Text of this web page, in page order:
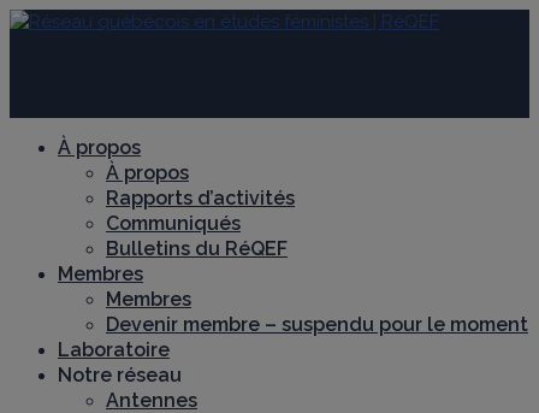
À propos
À propos
Rapports d’activités
Communiqués
Bulletins du RéQEF
Membres
Membres
Devenir membre – suspendu pour le moment
Laboratoire
Notre réseau
Antennes